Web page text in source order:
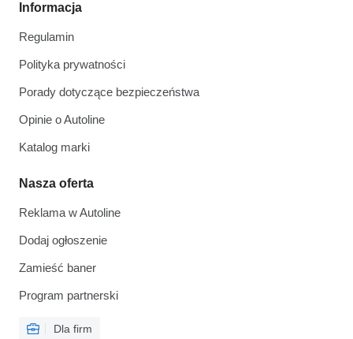
Informacja
Regulamin
Polityka prywatności
Porady dotyczące bezpieczeństwa
Opinie o Autoline
Katalog marki
Nasza oferta
Reklama w Autoline
Dodaj ogłoszenie
Zamieść baner
Program partnerski
Dla firm